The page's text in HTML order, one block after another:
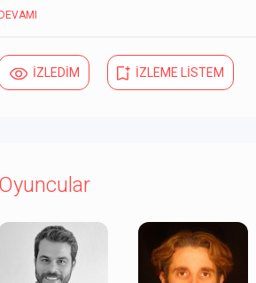
DEVAMI
İZLEDİM İZLEME LİSTEM
Oyuncular